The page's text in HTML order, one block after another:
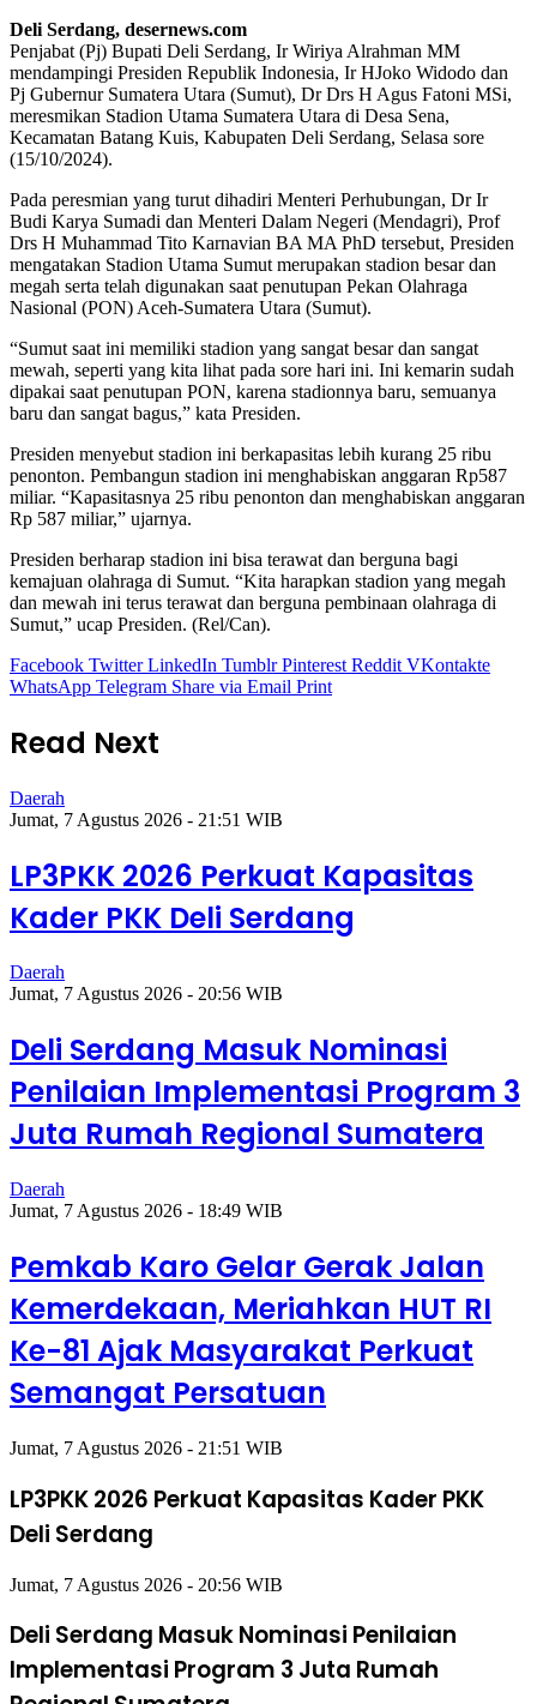
Deli Serdang, desernews.com
Penjabat (Pj) Bupati Deli Serdang, Ir Wiriya Alrahman MM
mendampingi Presiden Republik Indonesia, Ir HJoko Widodo dan
Pj Gubernur Sumatera Utara (Sumut), Dr Drs H Agus Fatoni MSi,
meresmikan Stadion Utama Sumatera Utara di Desa Sena,
Kecamatan Batang Kuis, Kabupaten Deli Serdang, Selasa sore
(15/10/2024).
Pada peresmian yang turut dihadiri Menteri Perhubungan, Dr Ir
Budi Karya Sumadi dan Menteri Dalam Negeri (Mendagri), Prof
Drs H Muhammad Tito Karnavian BA MA PhD tersebut, Presiden
mengatakan Stadion Utama Sumut merupakan stadion besar dan
megah serta telah digunakan saat penutupan Pekan Olahraga
Nasional (PON) Aceh-Sumatera Utara (Sumut).
“Sumut saat ini memiliki stadion yang sangat besar dan sangat
mewah, seperti yang kita lihat pada sore hari ini. Ini kemarin sudah
dipakai saat penutupan PON, karena stadionnya baru, semuanya
baru dan sangat bagus,” kata Presiden.
Presiden menyebut stadion ini berkapasitas lebih kurang 25 ribu
penonton. Pembangun stadion ini menghabiskan anggaran Rp587
miliar. “Kapasitasnya 25 ribu penonton dan menghabiskan anggaran
Rp 587 miliar,” ujarnya.
Presiden berharap stadion ini bisa terawat dan berguna bagi
kemajuan olahraga di Sumut. “Kita harapkan stadion yang megah
dan mewah ini terus terawat dan berguna pembinaan olahraga di
Sumut,” ucap Presiden. (Rel/Can).
Facebook Twitter LinkedIn Tumblr Pinterest Reddit VKontakte
WhatsApp Telegram Share via Email Print
Read Next
Daerah
Jumat, 7 Agustus 2026 - 21:51 WIB
LP3PKK 2026 Perkuat Kapasitas
Kader PKK Deli Serdang
Daerah
Jumat, 7 Agustus 2026 - 20:56 WIB
Deli Serdang Masuk Nominasi
Penilaian Implementasi Program 3
Juta Rumah Regional Sumatera
Daerah
Jumat, 7 Agustus 2026 - 18:49 WIB
Pemkab Karo Gelar Gerak Jalan
Kemerdekaan, Meriahkan HUT RI
Ke-81 Ajak Masyarakat Perkuat
Semangat Persatuan
Jumat, 7 Agustus 2026 - 21:51 WIB
LP3PKK 2026 Perkuat Kapasitas Kader PKK
Deli Serdang
Jumat, 7 Agustus 2026 - 20:56 WIB
Deli Serdang Masuk Nominasi Penilaian
Implementasi Program 3 Juta Rumah